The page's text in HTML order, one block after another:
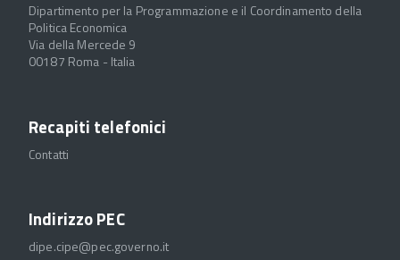
Dipartimento per la Programmazione e il Coordinamento della
Politica Economica
Via della Mercede 9
00187 Roma - Italia
Recapiti telefonici
Contatti
Indirizzo PEC
dipe.cipe@pec.governo.it